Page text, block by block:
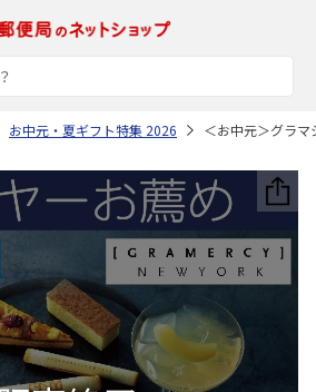
お中元・夏ギフト特集 2026 ＜お中元＞グラ